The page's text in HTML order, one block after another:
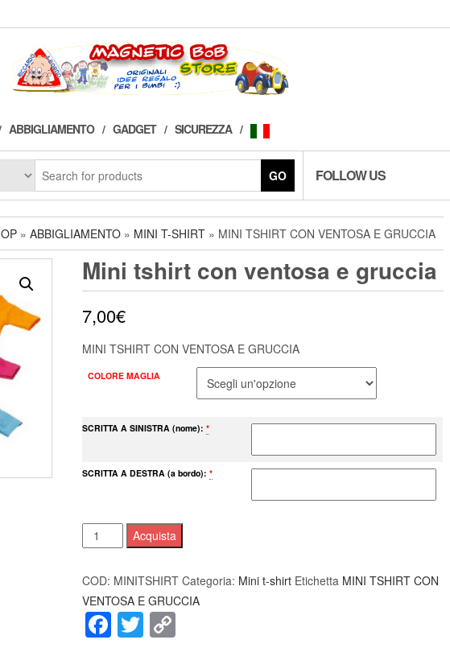
ABBIGLIAMENTO GADGET SICUREZZA
GO FOLLOW US
» ABBIGLIAMENTO » MINI T-SHIRT » MINI TSHIRT CON VENTOSA E GRUCCIA
Mini tshirt con ventosa e gruccia
7,00€
MINI TSHIRT CON VENTOSA E GRUCCIA
COLORE MAGLIA
SCRITTA A SINISTRA (nome): *
SCRITTA A DESTRA (a bordo): *
Mini
tshirt
e
gruccia
Acquista
COD: MINITSHIRT Categoria: Mini t-shirt Etichetta MINI TSHIRT CON
VENTOSA E GRUCCIA
Facebook
Twitter